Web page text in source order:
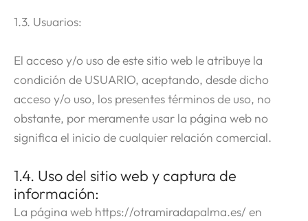
1.3. Usuarios:
El acceso y/o uso de este sitio web le atribuye la
condición de USUARIO, aceptando, desde dicho
acceso y/o uso, los presentes términos de uso, no
obstante, por meramente usar la página web no
significa el inicio de cualquier relación comercial.
1.4. Uso del sitio web y captura de
información:
La página web https://otramiradapalma.es/ en